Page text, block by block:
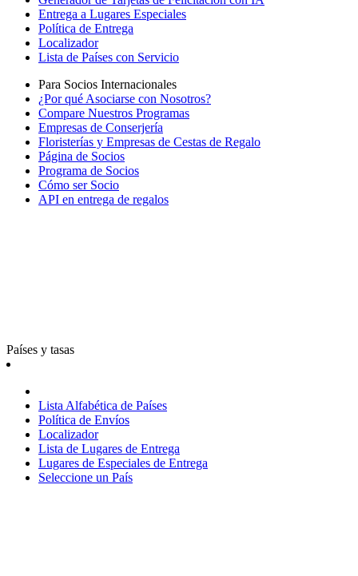
Entrega a Lugares Especiales
Política de Entrega
Localizador
Lista de Países con Servicio
Para Socios Internacionales
¿Por qué Asociarse con Nosotros?
Compare Nuestros Programas
Empresas de Conserjería
Floristerías y Empresas de Cestas de Regalo
Página de Socios
Programa de Socios
Cómo ser Socio
API en entrega de regalos
Países y tasas
Lista Alfabética de Países
Política de Envíos
Localizador
Lista de Lugares de Entrega
Lugares de Especiales de Entrega
Seleccione un País